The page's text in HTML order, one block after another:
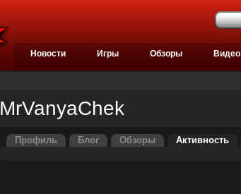
Новости Игры Обзоры Видео
MrVanyaChek
Профиль Блог Обзоры Активность